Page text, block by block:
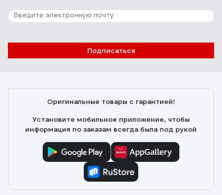
Подписаться
Оригинальные товары с гарантией!
Установите мобильное приложение, чтобы
информация по заказам всегда была под рукой